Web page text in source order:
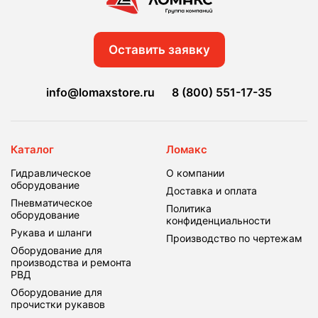
Оставить заявку
info@lomaxstore.ru 8 (800) 551-17-35
Каталог
Гидравлическое
оборудование
Пневматическое
оборудование
Рукава и шланги
Оборудование для
производства и ремонта
РВД
Оборудование для
прочистки рукавов
Ломакс
О компании
Доставка и оплата
Политика
конфиденциальности
Производство по чертежам